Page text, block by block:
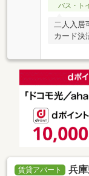
バス・ト
二人入居
カード決
賃貸アパート
兵